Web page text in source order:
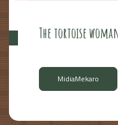
The tortoise
MidiaMekaro